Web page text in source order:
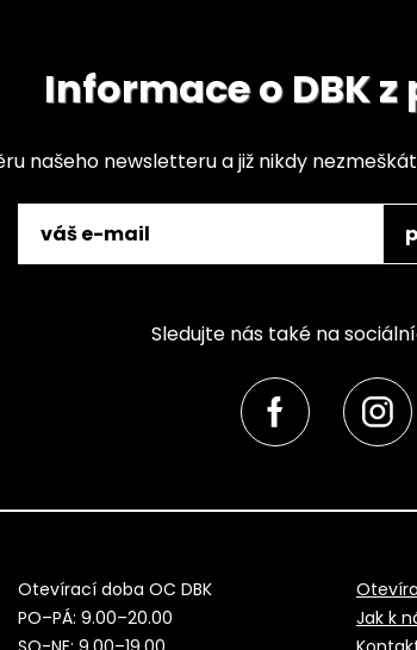
Informace o DBK
našeho newsletteru a již nikdy
Sledujte nás také na
Otevírací doba OC DBK
PO–PÁ: 9.00–20.00
Jak k